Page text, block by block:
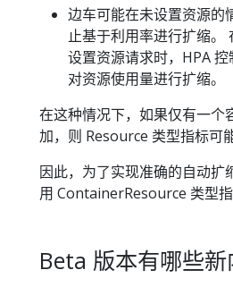
边车可能在未设置资源的
止基于利用率进行扩缩。
设置资源请求时，HPA
对资源使用量进行扩缩。
在这种情况下，如果仅有一个
加，则 Resource 类型指标可
因此，为了实现准确的自动扩
用 ContainerResource 类型指
Beta 版本有哪些新